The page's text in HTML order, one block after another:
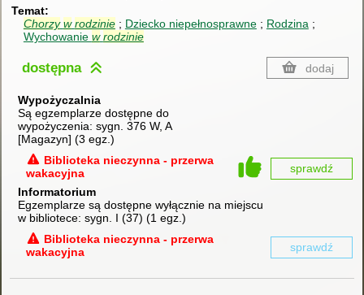
Temat
Chorzy w rodzinie Dziecko niepełnosprawne
Rodzina
Wychowanie w rodzinie
dostępna dodaj
Wypożyczalnia
Są egzemplarze dostępne do
wypożyczenia: sygn. 376 W, A
[Magazyn] (3 egz. )
Biblioteka nieczynna - przerwa
wakacyjna
sprawdź
Informatorium
Egzemplarze są dostępne wyłącznie na miejscu
w bibliotece: sygn. I (37) (1 egz. )
Biblioteka nieczynna - przerwa
wakacyjna
sprawdź